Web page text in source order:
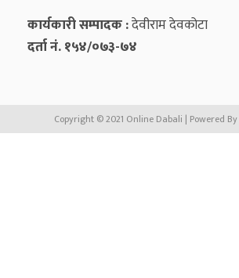
कार्यकारी सम्पादक :देवीराम देवकोटा
दर्ता नं. १५४/०७३-७४
Copyright © 2021 Online Dabali | Powered By